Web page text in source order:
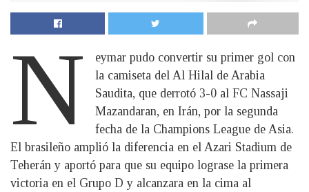
N
eymar pudo convertir su primer gol con
la camiseta del Al Hilal de Arabia
Saudita, que derrotó 3-0 al FC Nassaji
Mazandaran, en Irán, por la segunda
fecha de la Champions League de Asia.
El brasileño amplió la diferencia en el Azari Stadium de
Teherán y aportó para que su equipo lograse la primera
victoria en el Grupo D y alcanzara en la cima al